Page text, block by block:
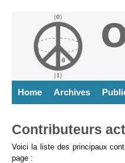
Home Archives
Contributeurs
Voici la liste des principaux
page :